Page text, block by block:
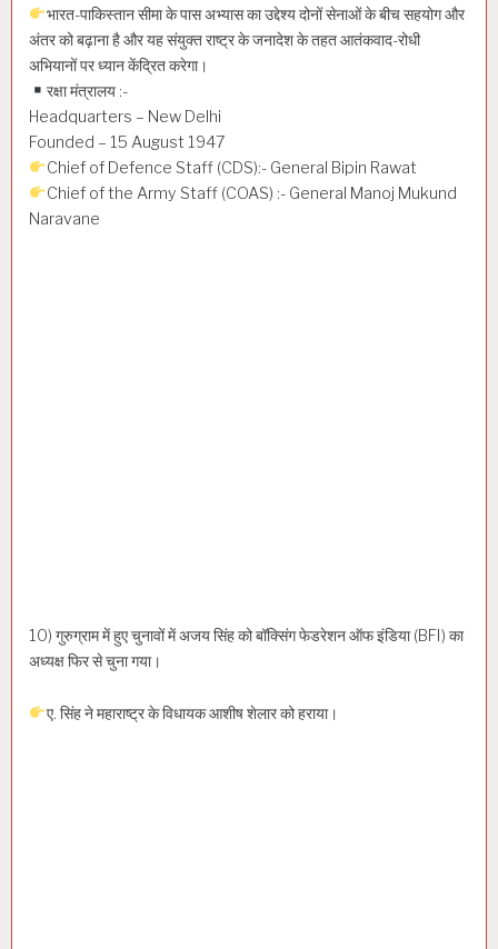
भारत-पाकिस्तान सीमा के पास अभ्यास का उद्देश्य दोनों सेनाओं के बीच सहयोग और
अंतर को बढ़ाना है और यह संयुक्त राष्ट्र के जनादेश के तहत आतंकवाद-रोधी
अभियानों पर ध्यान केंद्रित करेगा।
रक्षा मंत्रालय :-
Headquarters – New Delhi
Founded – 15 August 1947
Chief of Defence Staff (CDS):- General Bipin Rawat
Chief of the Army Staff (COAS) :- General Manoj Mukund
Naravane
10) गुरुग्राम में हुए चुनावों में अजय सिंह को बॉक्सिंग फेडरेशन ऑफ इंडिया (BFI) का
अध्यक्ष फिर से चुना गया।
ए. सिंह ने महाराष्ट्र के विधायक आशीष शेलार को हराया।